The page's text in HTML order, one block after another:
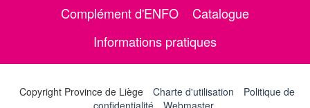
Complément d'ENFO
Catalogue
Informations pratiques
Copyright Province de Liège Charte d'utilisation
Politique de